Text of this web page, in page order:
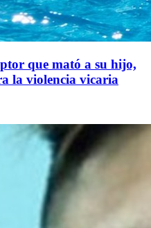
que mató a su hijo,
la violencia vicaria